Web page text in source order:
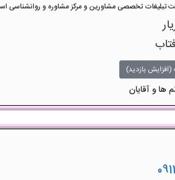
تبلیغات تخصصی مشاورین و مرکز مشاوره و روانشناسی
بازدید)
ها و آقایان